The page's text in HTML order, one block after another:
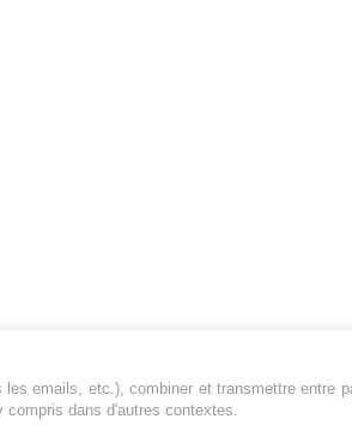
qui traite
Suivez-nous
emails, etc.), combiner et transmettre entre
dans d'autres contextes.